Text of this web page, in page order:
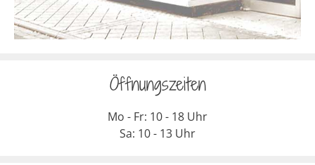
Öffnungszeiten
Mo - Fr: 10 - 18 Uhr
Sa: 10 - 13 Uhr